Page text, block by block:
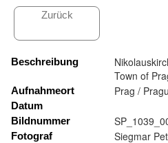
Zurück
Beschreibung
Town of
Aufnahmeort Prag /
Datum
Bildnummer
Fotograf Siegmar